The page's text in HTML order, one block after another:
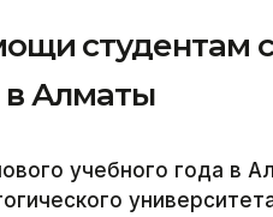
студентам
в Алматы
учебного года в